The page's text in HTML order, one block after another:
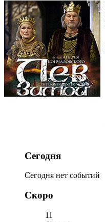
Сегодня
Сегодня нет событий
Скоро
11